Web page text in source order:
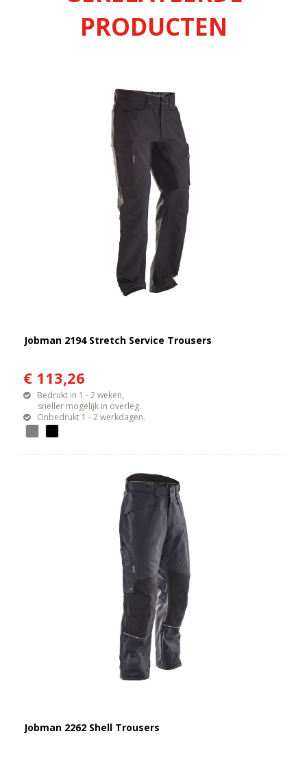
PRODUCTEN
Jobman 2194 Stretch Service Trousers
€ 113,26
Bedrukt in 1 - 2 weken,
sneller mogelijk in overleg.
Onbedrukt 1 - 2 werkdagen.
Jobman 2262 Shell Trousers